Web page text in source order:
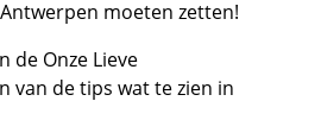
moeten zetten!